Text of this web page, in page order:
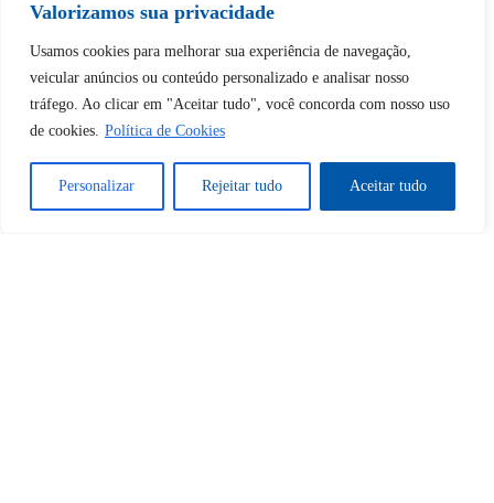
Valorizamos sua privacidade
Usamos cookies para melhorar sua experiência de navegação,
veicular anúncios ou conteúdo personalizado e analisar nosso
tráfego. Ao clicar em "Aceitar tudo", você concorda com nosso uso
de cookies. Política de Cookies
Personalizar Rejeitar tudo Aceitar tudo
Tem certeza de que deseja
desbloquear esta publicação?
Desbloquear esquerda : 0